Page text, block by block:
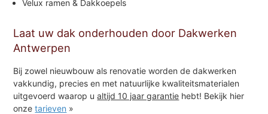
Velux ramen & Dakkoepels
Laat uw dak onderhouden door Dakwerken
Antwerpen
Bij zowel nieuwbouw als renovatie worden de dakwerken
vakkundig, precies en met natuurlijke kwaliteitsmaterialen
uitgevoerd waarop ualtijd 10 jaar garantie hebt! Bekijk hier
onzetarieven »